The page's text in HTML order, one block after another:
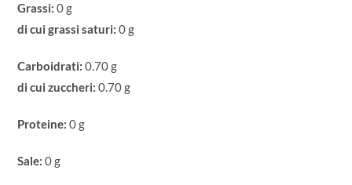
Grassi: 0 g
di cui grassi saturi: 0 g
Carboidrati: 0.70 g
di cui zuccheri: 0.70 g
Proteine:0 g
Sale:0 g